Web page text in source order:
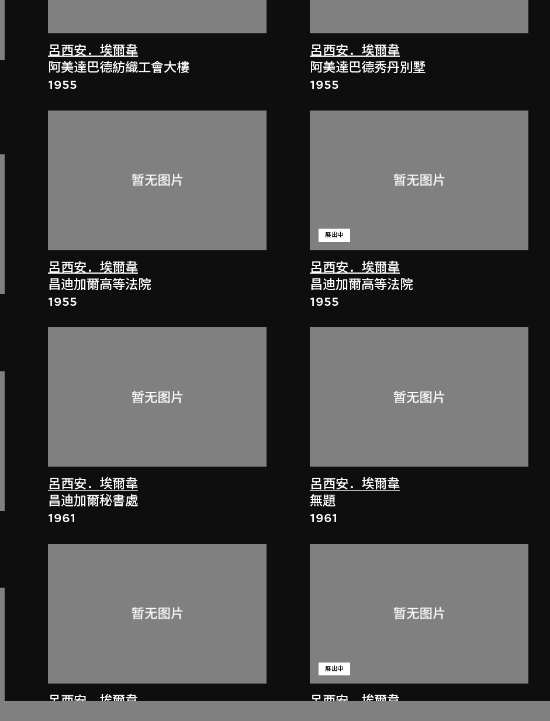
呂西安．埃爾韋
阿美達巴德紡織工會大樓
1955
呂西安．埃爾韋
昌迪加爾高等法院
1955
呂西安．埃爾韋
昌迪加爾秘書處
1961
呂西安．埃爾韋
呂西安．埃爾韋
阿美達巴德秀丹別墅
1955
呂西安．埃爾韋
展出中
昌迪加爾高等法院
1955
呂西安．埃爾韋
無題
1961
呂西安．埃爾韋
展出中